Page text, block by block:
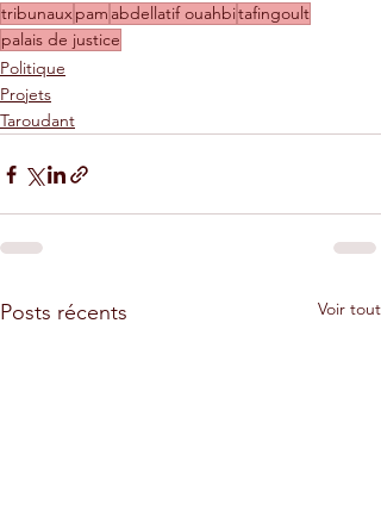
tribunauxpam abdellatif ouahbitafingoult
palais de justice
Politique
Projets
Taroudant
Posts récents Voir tout